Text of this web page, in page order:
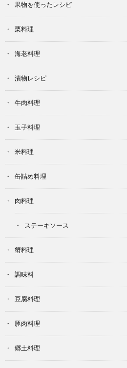
果物を使ったレシピ
栗料理
海老料理
漬物レシピ
牛肉料理
玉子料理
米料理
缶詰め料理
肉料理
ステーキソース
蟹料理
調味料
豆腐料理
豚肉料理
郷土料理